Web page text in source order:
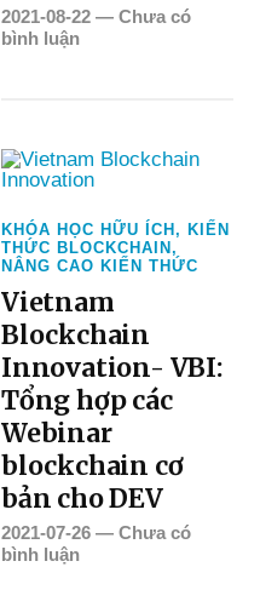
2021-08-22 —Chưa có
bình luận
KHÓA HỌC HỮU ÍCH,KIẾN
THỨC BLOCKCHAIN,
NÂNG CAO KIẾN THỨC
Vietnam
Blockchain
Innovation- VBI:
Tổng hợp các
Webinar
blockchain cơ
bản cho DEV
2021-07-26 —Chưa có
bình luận